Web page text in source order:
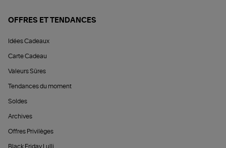
OFFRES ET TENDANCES
Idées Cadeaux
Carte Cadeau
Valeurs Sûres
Tendances du moment
Soldes
Archives
Offres Privilèges
Black Friday Lulli